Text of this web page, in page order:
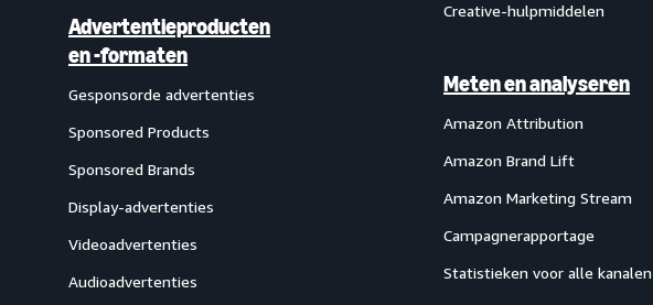
Advertentieproducten
en -formaten
Gesponsorde advertenties
Sponsored Products
Sponsored Brands
Display-advertenties
Videoadvertenties
Audioadvertenties
Creative-hulpmiddelen
Meten en analyseren
Amazon Attribution
Amazon Brand Lift
Amazon Marketing Stream
Campagnerapportage
Statistieken voor alle kanalen